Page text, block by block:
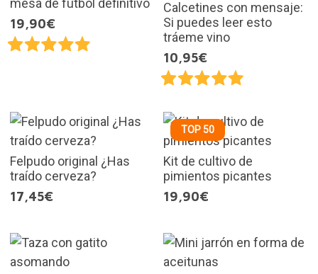
mesa de fútbol definitivo
19,90€
Calcetines con mensaje:
Si puedes leer esto
tráeme vino
10,95€
Felpudo original ¿Has
traído cerveza?
17,45€
TOP 50
Kit de cultivo de
pimientos picantes
19,90€